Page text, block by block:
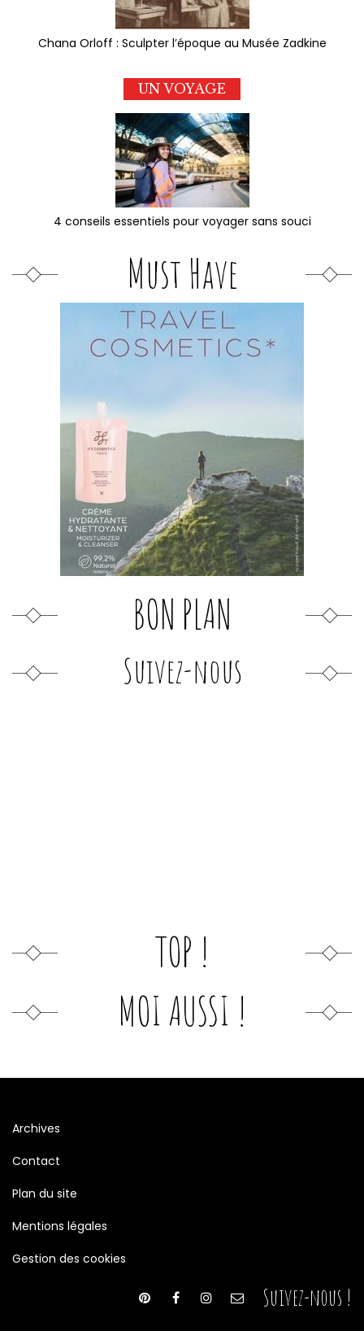
Chana Orloff : Sculpter l’époque au Musée Zadkine
UN VOYAGE
4 conseils essentiels pour voyager sans souci
Must Have
BON PLAN
Suivez-nous
TOP !
MOI AUSSI !
Archives
Contact
Plan du site
Mentions légales
Gestion des cookies
Suivez-nous !